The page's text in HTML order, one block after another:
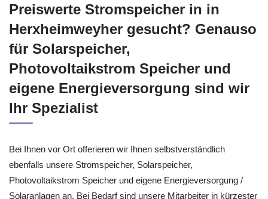
Preiswerte Stromspeicher in in
Herxheimweyher gesucht? Genauso
für Solarspeicher,
Photovoltaikstrom Speicher und
eigene Energieversorgung sind wir
Ihr Spezialist
Bei Ihnen vor Ort offerieren wir Ihnen selbstverständlich
ebenfalls unsere Stromspeicher, Solarspeicher,
Photovoltaikstrom Speicher und eigene Energieversorgung /
Solaranlagen an. Bei Bedarf sind unsere Mitarbeiter in kürzester